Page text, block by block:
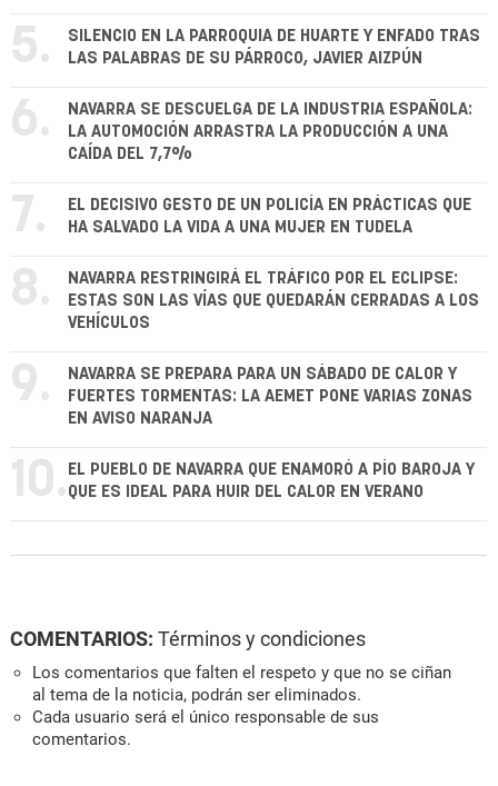
5.
SILENCIO EN LA PARROQUIA DE HUARTE Y ENFADO TRAS
LAS PALABRAS DE SU PÁRROCO, JAVIER AIZPÚN
6.
NAVARRA SE DESCUELGA DE LA INDUSTRIA ESPAÑOLA:
LA AUTOMOCIÓN ARRASTRA LA PRODUCCIÓN A UNA
CAÍDA DEL 7,7%
7.
EL DECISIVO GESTO DE UN POLICÍA EN PRÁCTICAS QUE
HA SALVADO LA VIDA A UNA MUJER EN TUDELA
8.
NAVARRA RESTRINGIRÁ EL TRÁFICO POR EL ECLIPSE:
ESTAS SON LAS VÍAS QUE QUEDARÁN CERRADAS A LOS
VEHÍCULOS
9.
NAVARRA SE PREPARA PARA UN SÁBADO DE CALOR Y
FUERTES TORMENTAS: LA AEMET PONE VARIAS ZONAS
EN AVISO NARANJA
10. EL PUEBLO DE NAVARRA QUE ENAMORÓ A PÍO BAROJA Y
QUE ES IDEAL PARA HUIR DEL CALOR EN VERANO
COMENTARIOS: Términos y condiciones
Los comentarios que falten el respeto y que no se ciñan
al tema de la noticia, podrán ser eliminados.
Cada usuario será el único responsable de sus
comentarios.